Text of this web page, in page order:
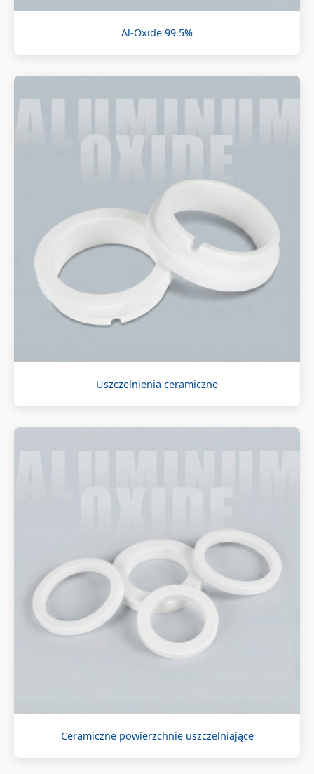
Al-Oxide 99.5%
Uszczelnienia ceramiczne
Ceramiczne powierzchnie uszczelniające